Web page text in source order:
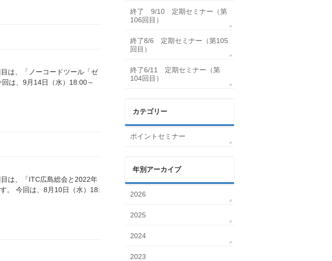
は、「ノーコードツール「ゼ
は、9月14日（水）18:00～
は、「ITC広島総会と2022年
。 今回は、8月10日（水）18:
終了 9/10 定期セミナー（第
106回目）
終了8/6 定期セミナー（第105
回目）
終了6/11 定期セミナー（第
104回目）
カテゴリー
ポイントセミナー
年別アーカイブ
2026
2025
2024
2023